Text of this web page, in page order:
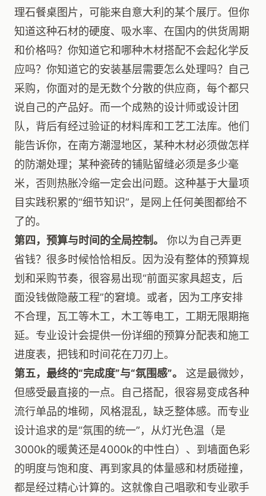
理石餐桌图片，可能来自意大利的某个展厅。但你
知道这种石材的硬度、吸水率、在国内的供货周期
和价格吗？你知道它和哪种木材搭配不会起化学反
应吗？你知道它的安装基层需要怎么处理吗？自己
采购，你面对的是无数个分散的供应商，每个都只
说自己的产品好。而一个成熟的设计师或设计团
队，背后有经过验证的材料库和工艺工法库。他们
能告诉你，在南方潮湿地区，某种木材必须做怎样
的防潮处理；某种瓷砖的铺贴留缝必须是多少毫
米，否则热胀冷缩一定会出问题。这种基于大量项
目实践积累的“细节知识”，是网上任何美图都给不
了的。
第四，预算与时间的全局控制。
你以为自己弄更
省钱？很多时候恰恰相反。因为没有整体的预算规
划和采购节奏，很容易出现“前面买家具超支，后
面没钱做隐蔽工程”的窘境。或者，因为工序安排
不合理，瓦工等木工，木工等电工，工期无限期拖
延。专业设计会提供一份详细的预算分配表和施工
进度表，把钱和时间花在刀刃上。
第五，最终的“完成度”与“氛围感”。
这是最微妙，
但感受最直接的一点。自己搭配，很容易变成各种
流行单品的堆砌，风格混乱，缺乏整体感。而专业
设计追求的是“氛围的统一”，从灯光色温（是
3000k的暖黄还是4000k的中性白）、到墙面色彩
的明度与饱和度、再到家具的体量感和材质碰撞，
都是经过精心计算的。这就像自己唱歌和专业歌手